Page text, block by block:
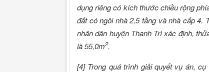
dụng riêng có kích thước chiều rộng
đất có ngôi nhà 2,5 tầng và nhà cấp 4.
nhân dân huyện Thanh Trì xác định,
là 55,0m2.
[4] Trong quá trình giải quyết vụ án,